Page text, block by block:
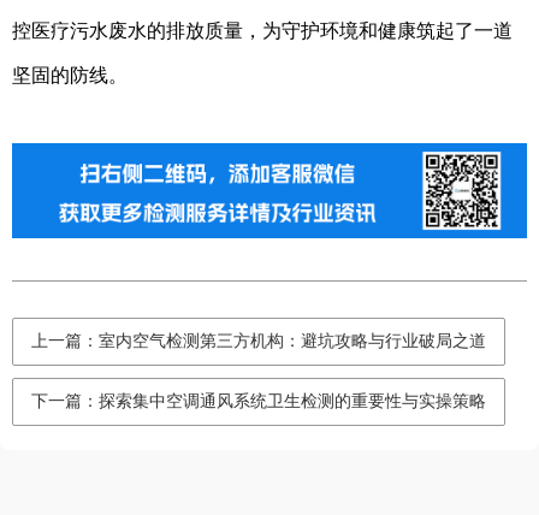
控医疗污水废水的排放质量，为守护环境和健康筑起了一道
坚固的防线。
上一篇：室内空气检测第三方机构：避坑攻略与行业破局之道
下一篇：探索集中空调通风系统卫生检测的重要性与实操策略